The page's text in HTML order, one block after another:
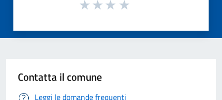
Contatta il comune
Leggi le domande frequenti